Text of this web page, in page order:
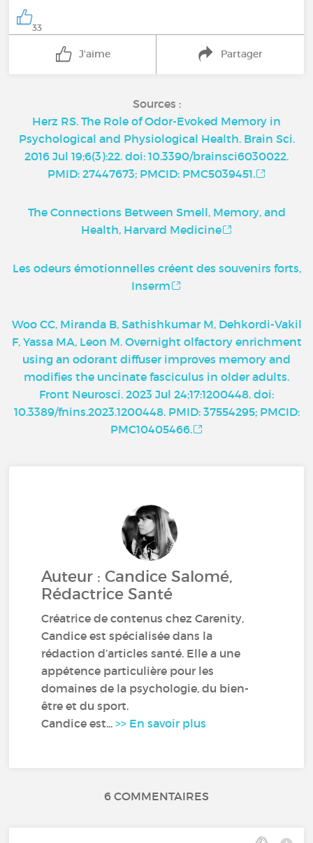
33
J'aime Partager
Sources :
Herz RS. The Role of Odor-Evoked Memory in
Psychological and Physiological Health. Brain Sci.
2016 Jul 19;6(3):22. doi: 10.3390/brainsci6030022.
PMID: 27447673; PMCID: PMC5039451.
The Connections Between Smell, Memory, and
Health, Harvard Medicine
Les odeurs émotionnelles créent des souvenirs forts,
Inserm
Woo CC, Miranda B, Sathishkumar M, Dehkordi-Vakil
F, Yassa MA, Leon M. Overnight olfactory enrichment
using an odorant diffuser improves memory and
modifies the uncinate fasciculus in older adults.
Front Neurosci. 2023 Jul 24;17:1200448. doi:
10.3389/fnins.2023.1200448. PMID: 37554295; PMCID:
PMC10405466.
Auteur : Candice Salomé,
Rédactrice Santé
Créatrice de contenus chez Carenity,
Candice est spécialisée dans la
rédaction d’articles santé. Elle a une
appétence particulière pour les
domaines de la psychologie, du bien-
être et du sport.
Candice est...>> En savoir plus
6 COMMENTAIRES